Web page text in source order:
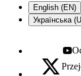
English (EN)
Українська
X - otwiera